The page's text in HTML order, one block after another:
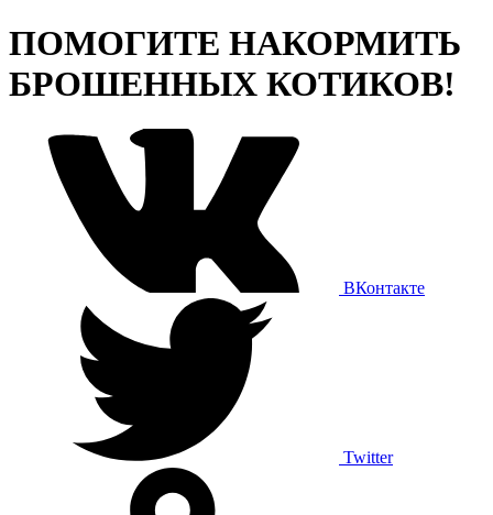
ПОМОГИТЕ НАКОРМИТЬ
БРОШЕННЫХ КОТИКОВ!
ВКонтакте
Twitter